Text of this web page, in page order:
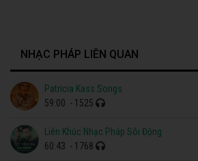
NHẠC PHÁP LIÊN QUAN
Patricia Kass Songs
59:00 - 1525
Liên Khúc Nhạc Pháp Sôi Động
60:43 - 1768